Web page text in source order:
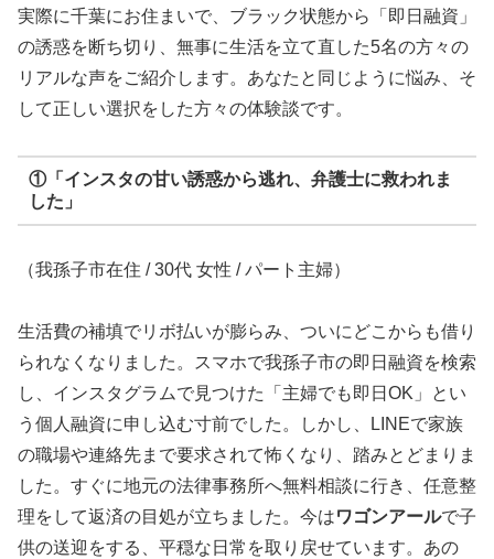
実際に千葉にお住まいで、ブラック状態から「即日融資」
の誘惑を断ち切り、無事に生活を立て直した5名の方々の
リアルな声をご紹介します。あなたと同じように悩み、そ
して正しい選択をした方々の体験談です。
①「インスタの甘い誘惑から逃れ、弁護士に救われま
した」
（我孫子市在住 / 30代 女性 / パート主婦）
生活費の補填でリボ払いが膨らみ、ついにどこからも借り
られなくなりました。スマホで我孫子市の即日融資を検索
し、インスタグラムで見つけた「主婦でも即日OK」とい
う個人融資に申し込む寸前でした。しかし、LINEで家族
の職場や連絡先まで要求されて怖くなり、踏みとどまりま
した。すぐに地元の法律事務所へ無料相談に行き、任意整
理をして返済の目処が立ちました。今はワゴンアールで子
供の送迎をする、平穏な日常を取り戻せています。あの